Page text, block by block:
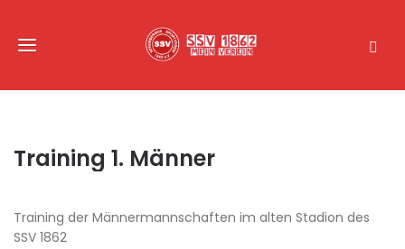
Training 1. Männer
Training der Männermannschaften im alten Stadion des
SSV 1862